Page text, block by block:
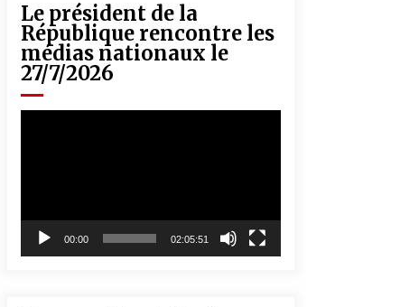
Oum el Gaïla / L’ogresse du M’zab
4 ans ago
5 ans ago
Le président de la
République rencontre les
médias nationaux le
27/7/2026
00:00 02:05:51